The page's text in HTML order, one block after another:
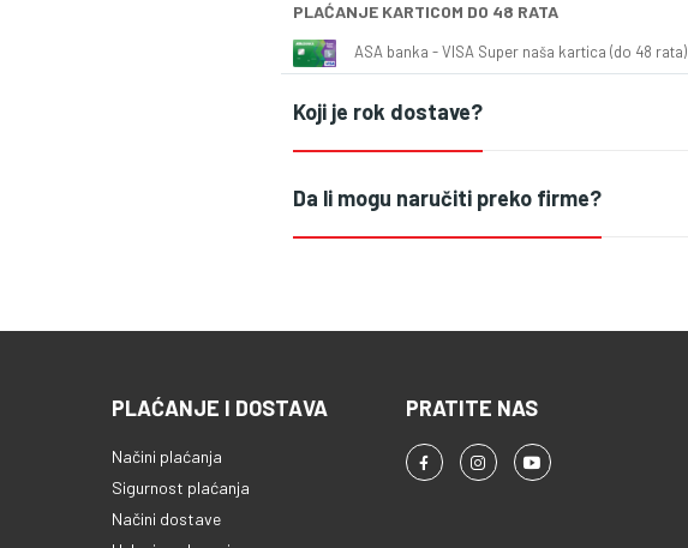
PLAĆANJE KARTICOM DO 48 RATA
ASA banka - VISA Super naša kartica (do 48 rata)
Koji je rok dostave?
Da li mogu naručiti preko firme?
PLAĆANJE I DOSTAVA
Načini plaćanja
Sigurnost plaćanja
Načini dostave
PRATITE NAS